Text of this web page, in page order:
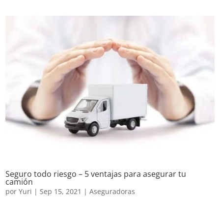
Seguro todo riesgo – 5 ventajas para asegurar tu
camión
porYuri |Sep 15, 2021 |Aseguradoras